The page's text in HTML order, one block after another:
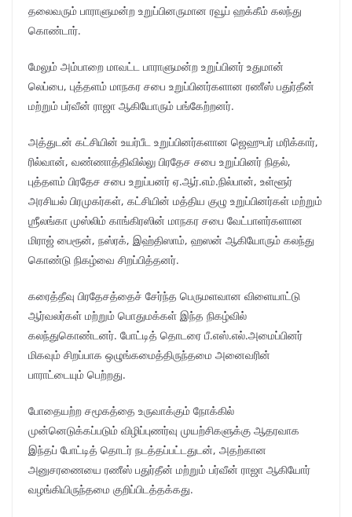
தலைவரும் பாராளுமன்ற உறுப்பினருமான ரவூப் ஹக்கீம் கலந்து
கொண்டார்.
மேலும் அம்பாறை மாவட்ட பாராளுமன்ற உறுப்பினர் உதுமான்
லெப்பை, புத்தளம் மாநகர சபை உறுப்பினர்களான ரணீஸ் பதுர்தீன்
மற்றும் பர்வீன் ராஜா ஆகியோரும் பங்கேற்றனர்.
அத்துடன் கட்சியின் உயர்பீட உறுப்பினர்களான ஜெஹுபர் மரிக்கார்,
ரில்வான், வண்ணாத்திவில்லு பிரதேச சபை உறுப்பினர் நிதல்,
புத்தளம் பிரதேச சபை உறுப்பனர் ஏ.ஆர்.எம்.நில்பான், உள்ளூர்
அரசியல் பிரமுகர்கள், கட்சியின் மத்திய குழு உறுப்பினர்கள் மற்றும்
ஶ்ரீலங்கா முஸ்லிம் காங்கிரஸின் மாநகர சபை வேட்பாளர்களான
மிராஜ் பைரூன், நஸ்ரக், இஹ்திஸாம், ஹஸன் ஆகியோரும் கலந்து
கொண்டு நிகழ்வை சிறப்பித்தனர்.
கரைத்தீவு பிரதேசத்தைச் சேர்ந்த பெருமளவான விளையாட்டு
ஆர்வலர்கள் மற்றும் பொதுமக்கள் இந்த நிகழ்வில்
கலந்துகொண்டனர். போட்டித் தொடரை பீ.எஸ்.எல்.அமைப்பினர்
மிகவும் சிறப்பாக ஒழுங்கமைத்திருந்தமை அனைவரின்
பாராட்டையும் பெற்றது.
போதையற்ற சமூகத்தை உருவாக்கும் நோக்கில்
முன்னெடுக்கப்படும் விழிப்புணர்வு முயற்சிகளுக்கு ஆதரவாக
இந்தப் போட்டித் தொடர் நடத்தப்பட்டதுடன், அதற்கான
அனுசரணையை ரணீஸ் பதுர்தீன் மற்றும் பர்வீன் ராஜா ஆகியோர்
வழங்கியிருந்தமை குறிப்பிடத்தக்கது.